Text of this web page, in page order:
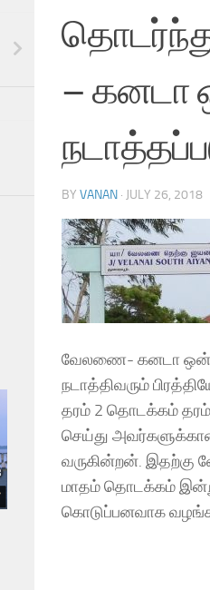
– கனடா
BY VANAN · JULY 26, 2018
வேலணை- கனடா
நடாத்திவரும்
தரம் 2 தொடக்கம்
செய்து
வருகின்றன். இதற்கு
மாதம் தொடக்கம்
கொடுப்பனவாக